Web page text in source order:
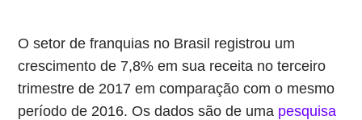
O setor de franquias no Brasil registrou um
crescimento de 7,8% em sua receita no terceiro
trimestre de 2017 em comparação com o mesmo
período de 2016. Os dados são de uma pesquisa